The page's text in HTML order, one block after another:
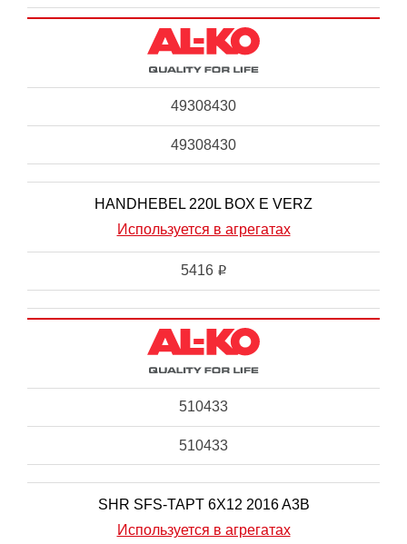
49308430
49308430
HANDHEBEL 220L BOX E VERZ
Используется в агрегатах
5416 i
510433
510433
SHR SFS-TAPT 6X12 2016 A3B
Используется в агрегатах